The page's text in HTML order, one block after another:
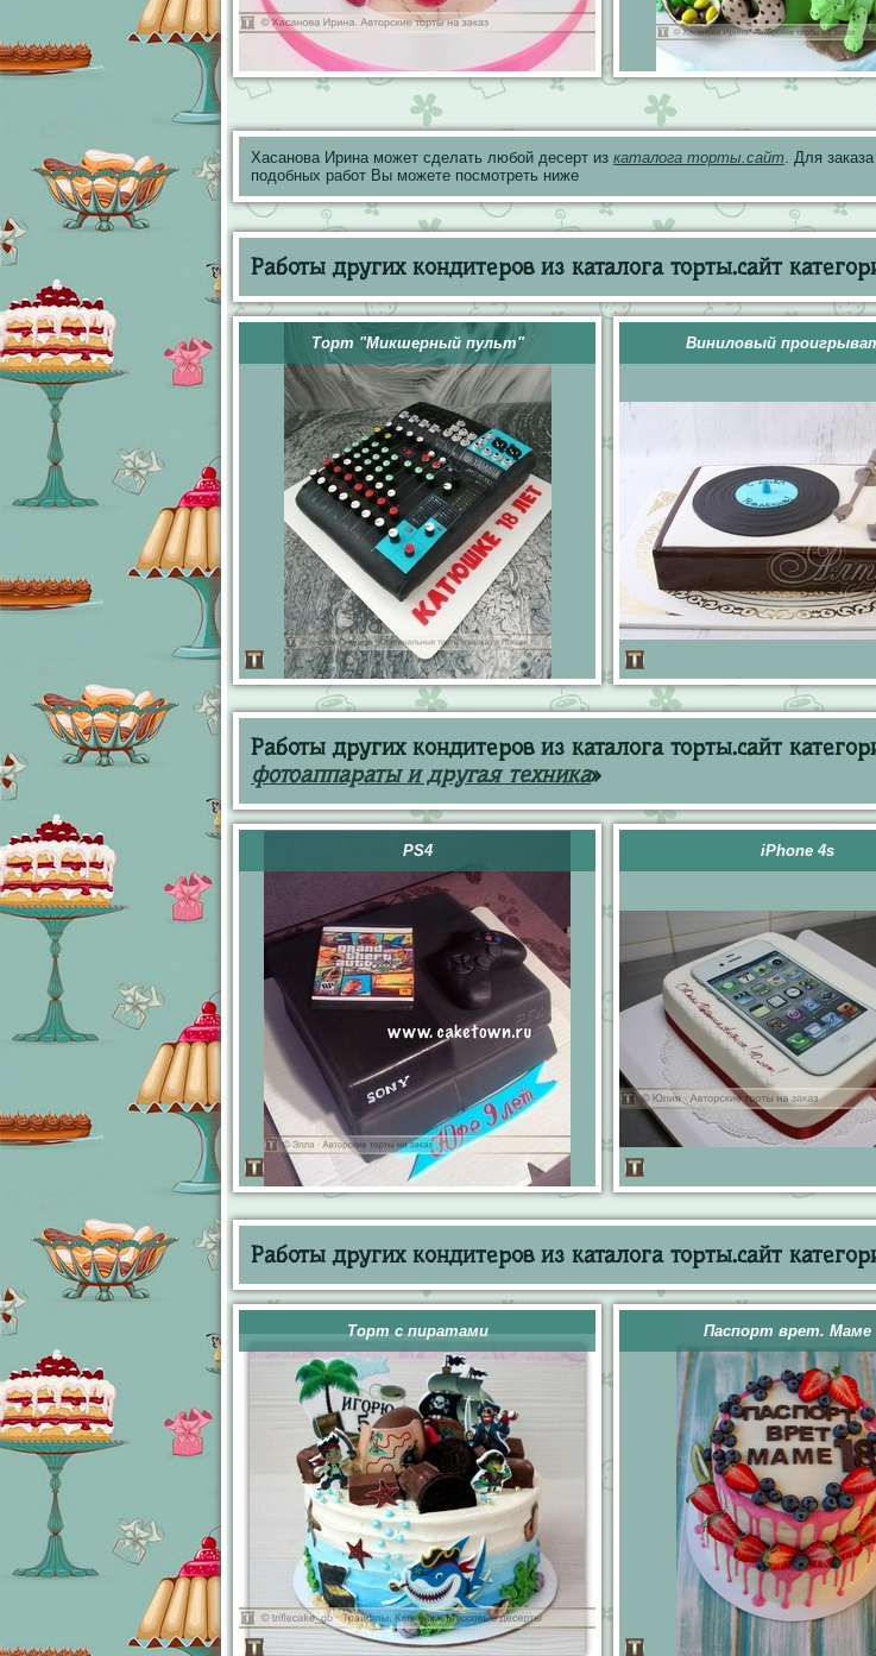
Хасанова Ирина может сделать любой десерт из каталога торты.сайт. Для
подобных работ Вы можете посмотреть ниже
Работы других кондитеров из каталога торты.сайт
Торт "Микшерный пульт" Виниловый
Работы других кондитеров из каталога торты.сайт
фотоаппараты и другая техника»
PS4 iPhone 4s
Работы других кондитеров из каталога торты.сайт
Торт с пиратами Паспорт врет. Маме